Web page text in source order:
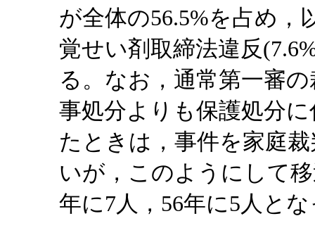
が全体の56.5%を占め，
覚せい剤取締法違反
る。なお，通常第一審
事処分よりも保護処分
たときは，事件を家庭
いが，このようにして
年に7人，56年に5人と